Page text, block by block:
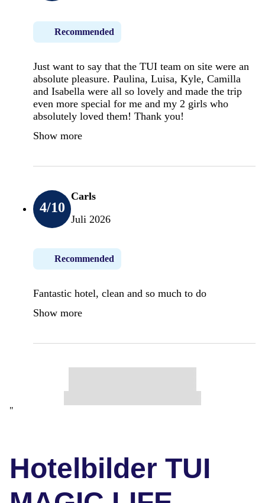
Recommended
Just want to say that the TUI team on site were an
absolute pleasure. Paulina, Luisa, Kyle, Camilla
and Isabella were all so lovely and made the trip
even more special for me and my 2 girls who
absolutely loved them! Thank you!
Show more
4/10
Carls
Juli 2026
Recommended
Fantastic hotel, clean and so much to do
Show more
"
Hotelbilder TUI